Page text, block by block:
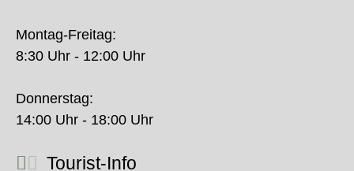
Montag-Freitag:
8:30 Uhr - 12:00 Uhr
Donnerstag:
14:00 Uhr - 18:00 Uhr
Tourist-Info